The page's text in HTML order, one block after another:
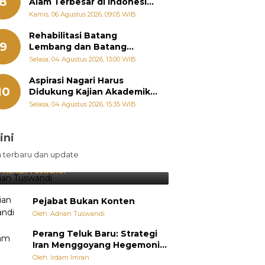
Groundbreaking September
Kamis, 06 Agustus 2026, 09:05 WIB
9
Rehabilitasi Batang
Lembang dan Batang
Gawan Segera Dimulai, Zigo
Berjalan
Selasa, 04 Agustus 2026, 13:00 WIB
Aspirasi Nagari Harus
Didukung Kajian Akademik,
Zigo Rolanda: Agar Mudah
Selasa, 04 Agustus 2026, 15:35 WIB
terbaru dan update
Lebih Diunggulkan, tetapi
Selalu Punya Cara Membuat
Adrian Tuswandi
Pejabat Bukan Konten
Oleh: Adrian Tuswandi
Perang Teluk Baru: Strategi
Iran Menggoyang Hegemoni
AS dari Dalam
Oleh: Irdam Imran